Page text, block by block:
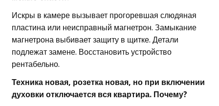
Искры в камере вызывает прогоревшая слюдяная
пластина или неисправный магнетрон. Замыкание
магнетрона выбивает защиту в щитке. Детали
подлежат замене. Восстановить устройство
рентабельно.
Техника новая, розетка новая, но при включении
духовки отключается вся квартира. Почему?